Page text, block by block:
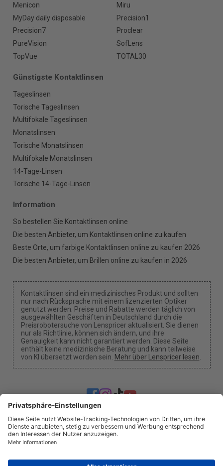
Menicon
Miru
MyDay daily disposable
Precision1
Precision7
Proclear
PureVision
SofLens
TopVue
TOTAL30
Günstigste Kontaktlinsen
Tageslinsen
Torische Tageslinsen
Multifokale Tageslinsen
Monatslinsen
Torische Monatslinsen
Multifokale Monatslinsen
14-Tage-Linsen
Torische 14-Tage-Linsen
Information
So bestellen Sie Kontaktlinsen online
Die besten Anbieter, um Kontaktlinsen online zu kaufen
Beste Orte, um farbige Kontaktlinsen online zu kaufen 2026
Die besten Anbieter, um Brillen online zu kaufen in 2026
Kontaktlinsen sind ein medizinisches Produkt und sollten
nur nach Rücksprache mit einem lizenzierten Optiker
genutzt werden. Preise und Rabatte werden täglich von
ausgewählten Geschäften in Deutschland durch die
Preisrobotersuche von Lenspricer aktualisiert. Sie dienen
nur als Richtlinie, können sich ändern, und ihre
Genauigkeit kann nicht garantiert werden. Diese Seite
enthält keine medizinische Beratung und kann teilweise
von KI übersetzt worden sein. Mehr über Lenspricer lesen.
Cookie-Einstellungen
Wir können eine Provision erhalten, wenn du einen
unserer Links verwendest, um einen Kauf zu tätigen.
Über unsNachrichtenInformationDatenschutzImpressum